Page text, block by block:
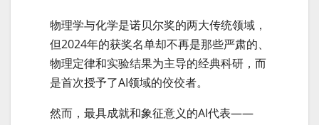
物理学与化学是诺贝尔奖的两大传统领域，
但2024年的获奖名单却不再是那些严肃的、
物理定律和实验结果为主导的经典科研，而
是首次授予了AI领域的佼佼者。
然而，最具成就和象征意义的AI代表——